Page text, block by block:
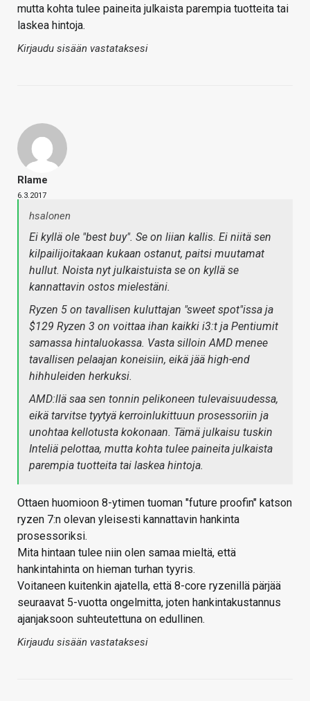
mutta kohta tulee paineita julkaista parempia tuotteita tai
laskea hintoja.
Kirjaudu sisään vastataksesi
Rlame
6.3.2017
hsalonen
Ei kyllä ole "best buy". Se on liian kallis. Ei niitä sen
kilpailijoitakaan kukaan ostanut, paitsi muutamat
hullut. Noista nyt julkaistuista se on kyllä se
kannattavin ostos mielestäni.
Ryzen 5 on tavallisen kuluttajan "sweet spot"issa ja
$129 Ryzen 3 on voittaa ihan kaikki i3:t ja Pentiumit
samassa hintaluokassa. Vasta silloin AMD menee
tavallisen pelaajan koneisiin, eikä jää high-end
hihhuleiden herkuksi.
AMD:llä saa sen tonnin pelikoneen tulevaisuudessa,
eikä tarvitse tyytyä kerroinlukittuun prosessoriin ja
unohtaa kellotusta kokonaan. Tämä julkaisu tuskin
Inteliä pelottaa, mutta kohta tulee paineita julkaista
parempia tuotteita tai laskea hintoja.
Ottaen huomioon 8-ytimen tuoman "future proofin" katson
ryzen 7:n olevan yleisesti kannattavin hankinta
prosessoriksi.
Mita hintaan tulee niin olen samaa mieltä, että
hankintahinta on hieman turhan tyyris.
Voitaneen kuitenkin ajatella, että 8-core ryzenillä pärjää
seuraavat 5-vuotta ongelmitta, joten hankintakustannus
ajanjaksoon suhteutettuna on edullinen.
Kirjaudu sisään vastataksesi